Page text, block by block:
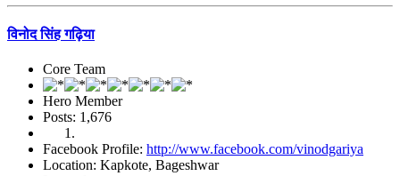
विनोद सिंह गढ़िया
Core Team
Hero Member
Posts: 1,676
Facebook Profile: http://www.facebook.com/vinodgariya
Location: Kapkote, Bageshwar